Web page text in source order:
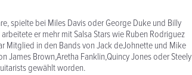
spielte bei Miles Davis oder George Duke und Billy
er mehr mit Salsa Stars wie Ruben Rodriguez
Mitglied in den Bands von Jack deJohnette und Mike
James Brown,Aretha Fanklin,Quincy Jones oder Steely
gewählt worden.